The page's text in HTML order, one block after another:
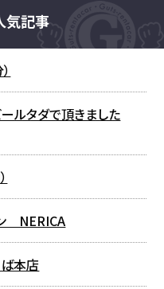
気記事
ルタダで頂きました
ン NERICA
本店